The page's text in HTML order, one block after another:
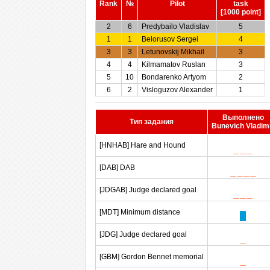
Rank № Pilot
task
[1000 point]
2
6 Predybailo Vladislav
5
1
1 Belorusov Sergei
4
3
3 Letunovskij Mikhail
3
4
4 Kilmamatov Ruslan
3
5
10 Bondarenko Artyom
2
6
2 Visloguzov Alexander 1
Тип задания
Выполнено
Bunevich
[HNHAB] Hare and Hound
[DAB] DAB
[JDGAB] Judge declared goal
[MDT] Minimum distance
[JDG] Judge declared goal
[GBM] Gordon Bennet memorial